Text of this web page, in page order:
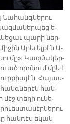
Նա­հանգ­նե­րու
ե­
պա­րի ներ­
Ա­րե­ւել­քէն Ա­
Կազ­մա­կեր­
ո­րո­նում մըն է
Հա­յաս­
հան­
մէջ տե­ղի ու­նե­
հան­դէս ե­կան